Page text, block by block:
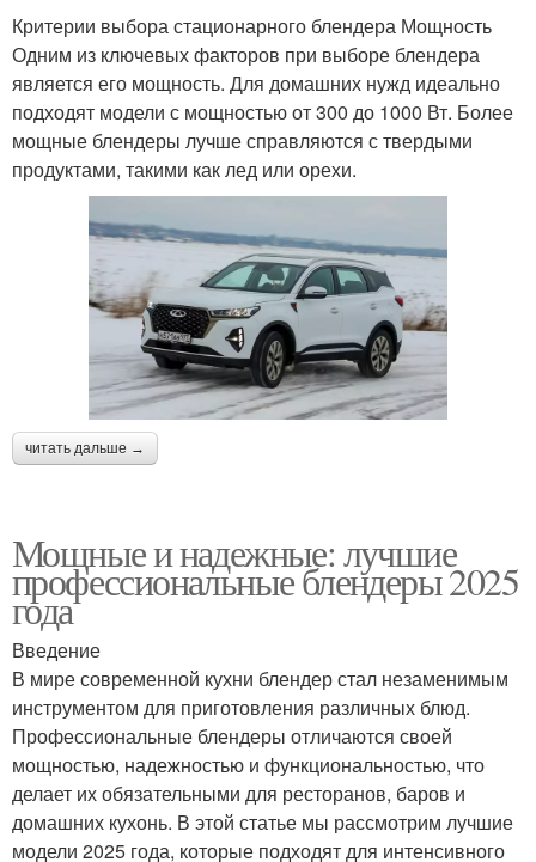
Критерии выбора стационарного блендера Мощность
Одним из ключевых факторов при выборе блендера
является его мощность. Для домашних нужд идеально
подходят модели с мощностью от 300 до 1000 Вт. Более
мощные блендеры лучше справляются с твердыми
продуктами, такими как лед или орехи.
читать дальше →
Мощные и надежные: лучшие
профессиональные блендеры 2025
года
Введение
В мире современной кухни блендер стал незаменимым
инструментом для приготовления различных блюд.
Профессиональные блендеры отличаются своей
мощностью, надежностью и функциональностью, что
делает их обязательными для ресторанов, баров и
домашних кухонь. В этой статье мы рассмотрим лучшие
модели 2025 года, которые подходят для интенсивного